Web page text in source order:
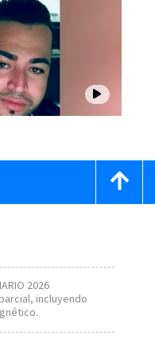
2026
incluyendo